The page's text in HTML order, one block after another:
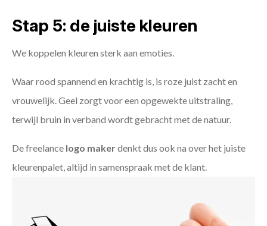
Stap 5: de juiste kleuren
We koppelen kleuren sterk aan emoties.
Waar rood spannend en krachtig is, is roze juist zacht en
vrouwelijk. Geel zorgt voor een opgewekte uitstraling,
terwijl bruin in verband wordt gebracht met de natuur.
De freelance logo makerdenkt dus ook na over het juiste
kleurenpalet, altijd in samenspraak met de klant.